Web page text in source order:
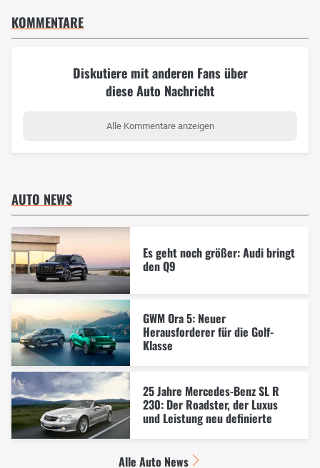
KOMMENTARE
Diskutiere mit anderen Fans über
diese Auto Nachricht
Alle Kommentare anzeigen
AUTO NEWS
Es geht noch größer: Audi bringt
den Q9
GWM Ora 5: Neuer
Herausforderer für die Golf-
Klasse
25 Jahre Mercedes-Benz SL R
230: Der Roadster, der Luxus
und Leistung neu definierte
Alle Auto News